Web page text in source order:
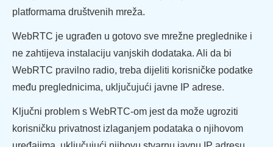
platformama društvenih mreža.
WebRTC je ugrađen u gotovo sve mrežne preglednike i
ne zahtijeva instalaciju vanjskih dodataka. Ali da bi
WebRTC pravilno radio, treba dijeliti korisničke podatke
među preglednicima, uključujući javne IP adrese.
Ključni problem s WebRTC-om jest da može ugroziti
korisničku privatnost izlaganjem podataka o njihovom